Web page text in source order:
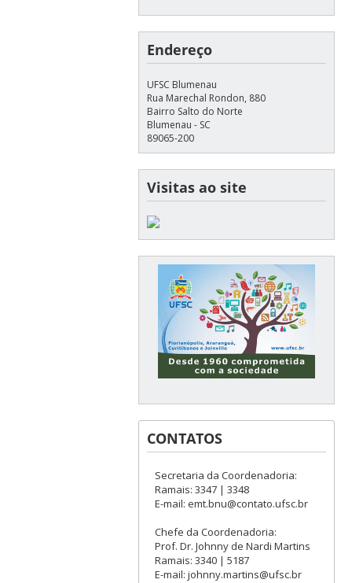
Endereço
UFSC Blumenau
Rua Marechal Rondon, 880
Bairro Salto do Norte
Blumenau - SC
89065-200
Visitas ao site
CONTATOS
Secretaria da Coordenadoria:
Ramais: 3347 | 3348
E-mail: emt.bnu@contato.ufsc.br
Chefe da Coordenadoria:
Prof. Dr. Johnny de Nardi Martins
Ramais: 3340 | 5187
E-mail: johnny.martins@ufsc.br